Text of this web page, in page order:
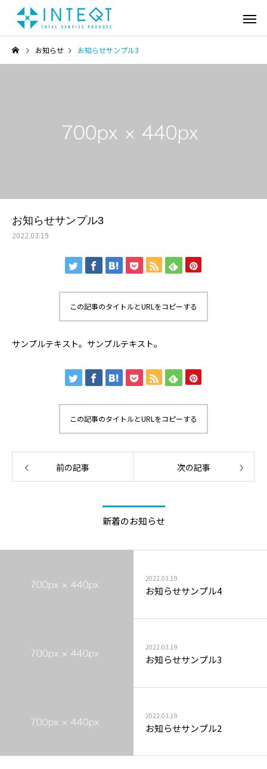
お知らせ お知らせサンプル3
お知らせサンプル3
2022.03.19
この記事のタイトルとURLをコピーする
サンプルテキスト。サンプルテキスト。
この記事のタイトルとURLをコピーする
前の記事 次の記事
新着のお知らせ
2022.03.19
お知らせサンプル4
2022.03.19
お知らせサンプル3
2022.03.19
お知らせサンプル2